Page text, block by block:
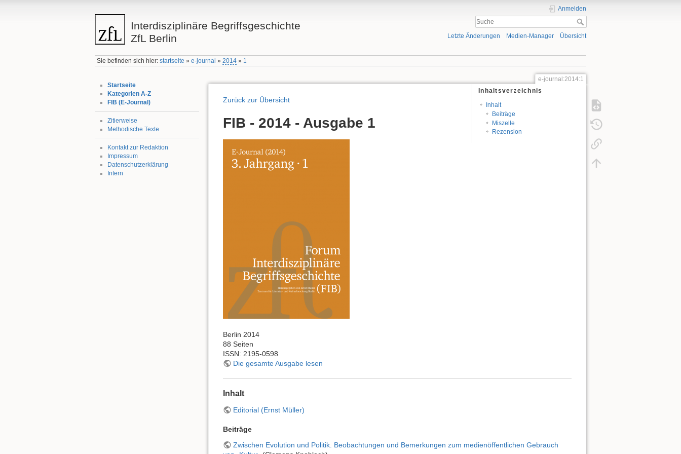
Interdisziplinäre Begriffsgeschichte
ZfL Berlin
Anmelden
Letzte Änderungen Medien-Manager Übersicht
Sie befinden sich hier:startseite »e-journal »2014 » 1
Startseite
Kategorien A-Z
FIB (E-Journal)
Zitierweise
Methodische Texte
Kontakt zur Redaktion
Impressum
Datenschutzerklärung
Intern
e-journal:2014:1
Inhaltsverzeichnis
Inhalt
Beiträge
Miszelle
Rezension
Zurück zur Übersicht
FIB - 2014 - Ausgabe 1
Berlin 2014
88 Seiten
ISSN: 2195-0598
Die gesamte Ausgabe lesen
Inhalt
Editorial (Ernst Müller)
Beiträge
Zwischen Evolution und Politik. Beobachtungen und Bemerkungen zum medienöffentlichen Gebrauch